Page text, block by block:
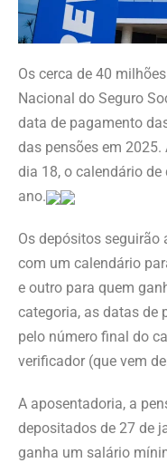
Os cerca de 40
Nacional do Seguro
data de pagamento
das pensões em
dia 18, o calendário
ano.
Os depósitos seguirão
com um calendário
e outro para quem
categoria, as datas de
pelo número final do
verificador (que vem
A aposentadoria, a
depositados de 27 de
ganha um salário